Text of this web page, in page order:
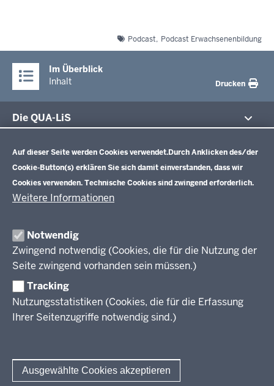
Auf dieser Seite werden Cookies verwendet.Durch Anklicken des/der
Cookie-Button(s) erklären Sie sich damit einverstanden, dass wir
Cookies verwenden. Technische Cookies sind zwingend erforderlich.
Weitere Informationen
Notwendig
Zwingend notwendig (Cookies, die für die Nutzung der
Seite zwingend vorhanden sein müssen.)
Tracking
Nutzungsstatistiken (Cookies, die für die Erfassung
Ihrer Seitenzugriffe notwendig sind.)
Ausgewählte Cookies akzeptieren
Podcast Podcast Erwachsenenbildung
Im Überblick
Inhalt
Drucken
Die QUA-LiS
Veröffentlichungen
Leitbild
Stellenangebote
Über uns
Schulentwicklung NRW
Schulentwicklung
Unterricht
Professionalisierung
Standardsicherung NRW
Berufsbildung NRW
Erwachsenenbildung
Wir über uns
Berichtswesen Weiterbildung
ElternMitWirkung NRW
Amtsblattabonnieren